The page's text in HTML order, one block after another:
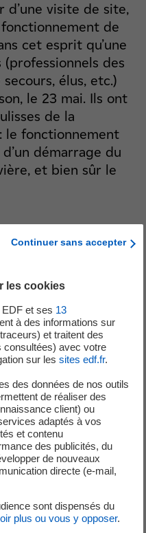
d’une visite de site,
de
cet esprit qu’une
des
élus, etc.)
le 23 mai. Ils ont
de la
le fonctionnement
démarrage du
et bien sûr le
des énergies
quasi-instantanément
réactivité peut se
du niveau des cours
hydroélectriques et
sur les lacs de retenue
plongeurs ou
peuvent être
à proximité des
milieu du cours d’eau.
du courant en aval
aspirés sur les lacs de
Continuer sans accepter
les cookies
et ses 13
à des informations sur
et traitent des
consultées) avec votre
sur les sites edf.fr.
des données de nos outils
de réaliser des
client) ou
adaptés à vos
et contenu
des publicités, du
de nouveaux
directe (e-mail,
sont dispensés du
plus ou vous y opposer.